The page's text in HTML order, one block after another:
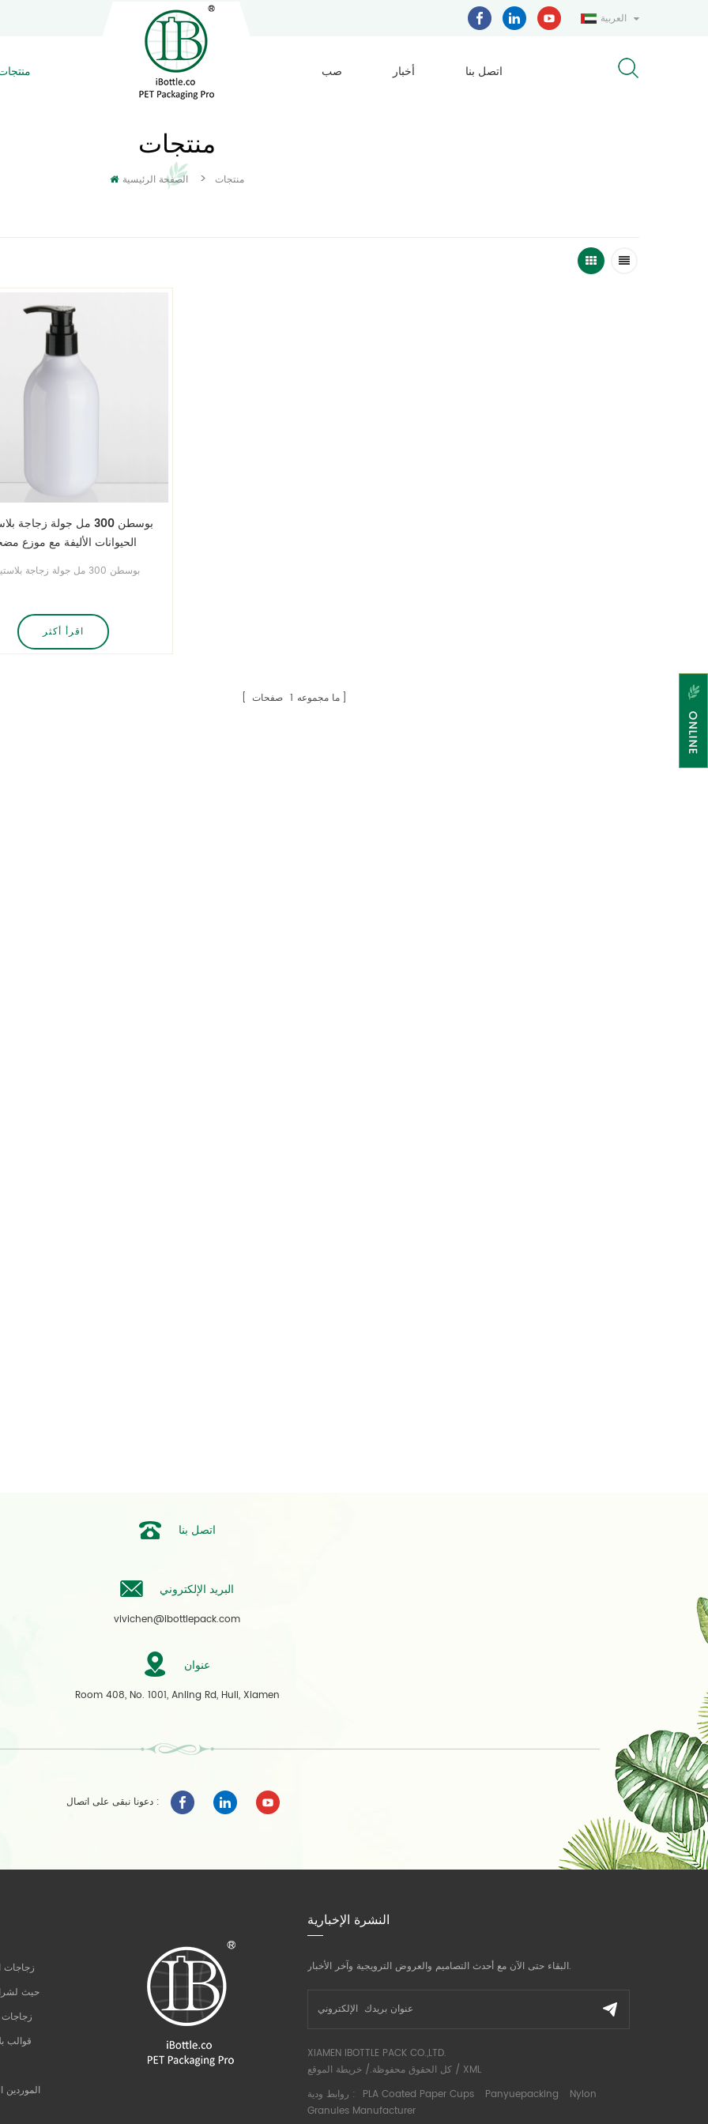
العربية
صب أخبار اتصل بنا
منتجات
الصفحة الرئيسية > منتجات
بوسطن 300 مل جولة زجاجة
الحيوانات الأليفة مع موزع
بوسطن 300 مل جولة زجاجة
اقرأ أكثر
ما مجموعه 1 صفحات
اتصل بنا
البريد الإلكتروني
vivichen@ibottlepack.com
عنوان
Room 408, No. 1001, Anling Rd, Huli, Xiamen
دعونا نبقى على اتصال :
زجاجات
حيث
زجاجات
قوالب
الموردين
النشرة الإخبارية
البقاء حتى الآن مع أحدث التصاميم والعروض الترويجية وآخر الأخبار.
XIAMEN IBOTTLE PACK CO.,LTD.
كل الحقوق محفوظة./ خريطة الموقع / XML
روابط ودية :
PLA Coated Paper Cups Panyuepacking
Nylon
Granules Manufacturer